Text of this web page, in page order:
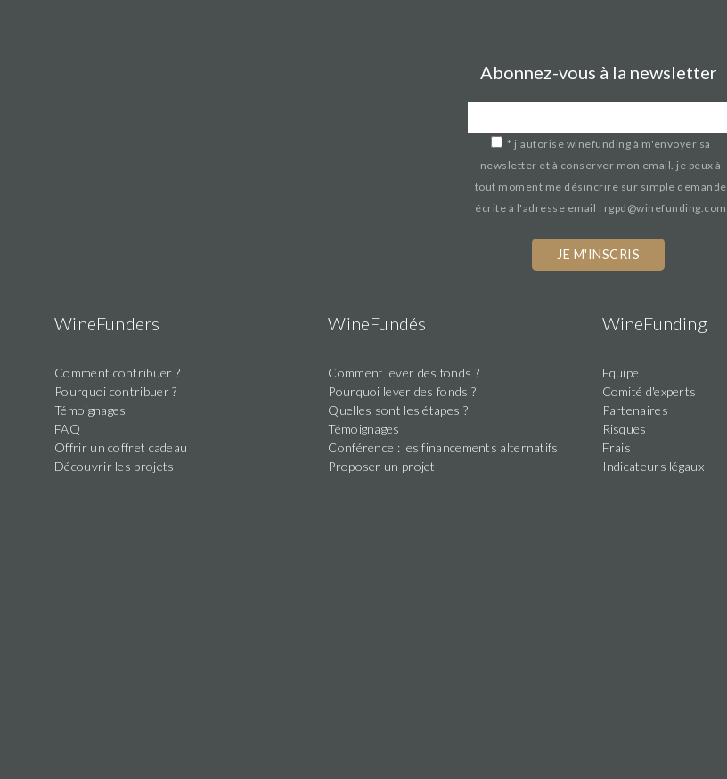
Abonnez-vous à la newsletter
* j’autorise winefunding à m'envoyer sa
newsletter et à conserver mon email. je peux à
tout moment me désincrire sur simple demande
écrite à l'adresse email : rgpd@winefunding.com
WineFunders
Comment contribuer ?
Pourquoi contribuer ?
Témoignages
FAQ
Offrir un coffret cadeau
Découvrir les projets
WineFundés
Comment lever des fonds ?
Pourquoi lever des fonds ?
Quelles sont les étapes ?
Témoignages
Conférence : les financements alternatifs
Proposer un projet
WineFunding
Equipe
Comité d'experts
Partenaires
Risques
Frais
Indicateurs légaux